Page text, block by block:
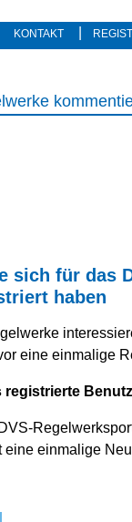
KONTAKT
sich für das
haben
eine einmalige
eine einmalige